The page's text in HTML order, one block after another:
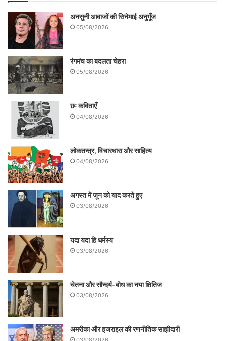
अनसुनी आवाजों की सिनेमाई अनुगूँज
05/08/2026
रंगमंच का बदलता चेहरा
05/08/2026
छः कविताएँ
04/08/2026
लोकतन्त्र, विचारधारा और साहित्य
04/08/2026
अगस्त में जून को याद करते हुए
03/08/2026
यदा यदा हि धर्मस्य
03/08/2026
चेतना और सौन्दर्य-बोध का नया क्षितिज
03/08/2026
अमरीका और इजराइल की रणनीतिक साझीदारी